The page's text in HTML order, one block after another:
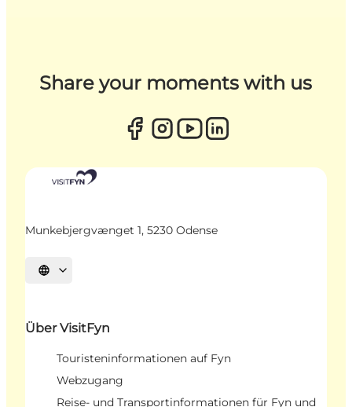
Share your moments with us
Munkebjergvænget 1, 5230 Odense
Sprache auswählen
Über VisitFyn
Touristeninformationen auf Fyn
Webzugang
Reise- und Transportinformationen für Fyn und